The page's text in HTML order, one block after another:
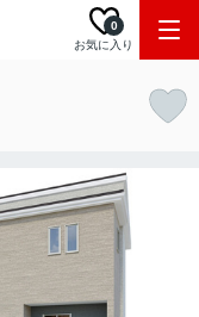
お気に入り
0